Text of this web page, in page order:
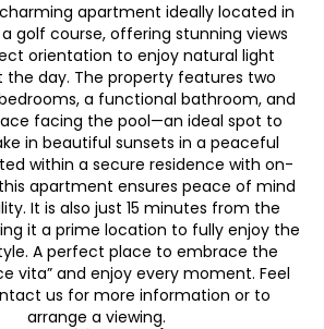
apartment ideally located in
golf course, offering stunning views
orientation to enjoy natural light
the day. The property features two
a functional bathroom, and
facing the pool—an ideal spot to
in beautiful sunsets in a peaceful
within a secure residence with on-
apartment ensures peace of mind
It is also just 15 minutes from the
it a prime location to fully enjoy the
vita” and enjoy every moment. Feel
us for more information or to
arrange a viewing.